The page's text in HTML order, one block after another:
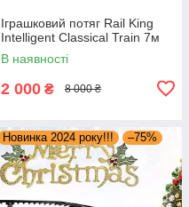
Іграшковий потяг Rail King
Intelligent Classical Train 7м
В наявності
2 000 ₴ 8 000 ₴
Новинка 2024 року!!! –75%